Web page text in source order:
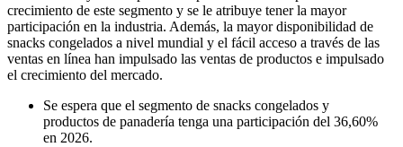
crecimiento de este segmento y se le atribuye tener la mayor
participación en la industria. Además, la mayor disponibilidad de
snacks congelados a nivel mundial y el fácil acceso a través de las
ventas en línea han impulsado las ventas de productos e impulsado
el crecimiento del mercado.
Se espera que el segmento de snacks congelados y
productos de panadería tenga una participación del 36,60%
en 2026.